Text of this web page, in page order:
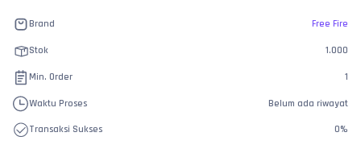
Brand Free Fire
Stok 1.000
Min. Order 1
Waktu Proses Belum ada riwayat
Transaksi Sukses 0%